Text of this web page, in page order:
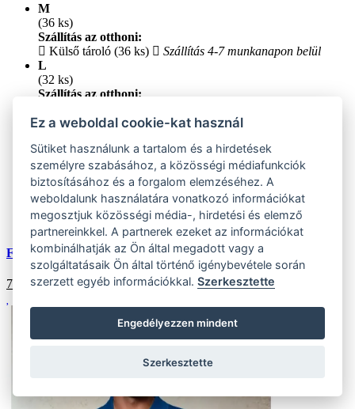
M
(36 ks)
Szállítás az otthoni:
Külső tároló (36 ks)
Szállítás 4-7 munkanapon belül
L
(32 ks)
Szállítás az otthoni:
XL
Szállítás az otthoni:
Külső tároló (36 ks)
Szállítás 4-7 munkanapon belül
XXL
(44 ks)
Szállítás az otthoni:
Külső tároló (44 ks)
Szállítás 4-7 munkanapon belül
Férfi pólóing Q02 kék
7961HUF
Ez a weboldal cookie-kat használ
Sütiket használunk a tartalom és a hirdetések
személyre szabásához, a közösségi médiafunkciók
biztosításához és a forgalom elemzéséhez. A
weboldalunk használatára vonatkozó információkat
megosztjuk közösségi média-, hirdetési és elemző
partnereinkkel. A partnerek ezeket az információkat
kombinálhatják az Ön által megadott vagy a
szolgáltatásaik Ön által történő igénybevétele során
szerzett egyéb információkkal.Szerkesztette
Engedélyezzen mindent
Szerkesztette